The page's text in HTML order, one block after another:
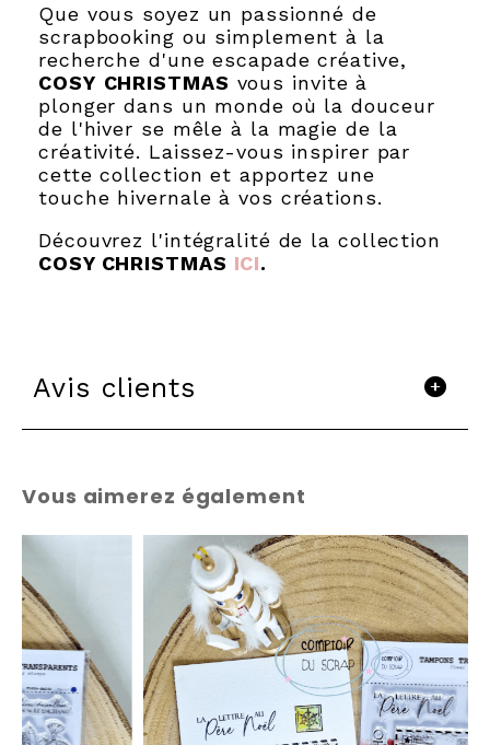
Que vous soyez un passionné de
scrapbooking ou simplement à la
recherche d'une escapade créative,
COSY CHRISTMAS vous invite à
plonger dans un monde où la douceur
de l'hiver se mêle à la magie de la
créativité. Laissez-vous inspirer par
cette collection et apportez une
touche hivernale à vos créations.
Découvrez l'intégralité de la collection
COSY CHRISTMAS ICI.
Avis clients
Vous aimerez également